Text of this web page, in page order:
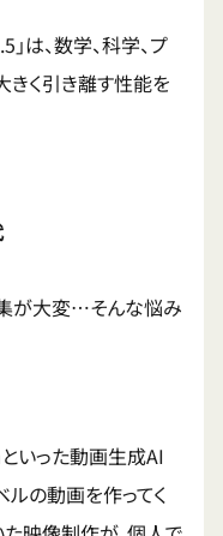
は、数学、科学、プ
きく引き離す性能を
が大変…そんな悩み
いった動画生成AI
の動画を作ってく